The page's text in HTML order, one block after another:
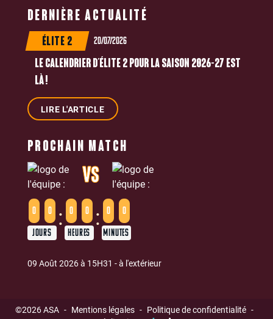
DERNIÈRE ACTUALITÉ
ÉLITE 2 20/07/2026
LE CALENDRIER D’ÉLITE 2 POUR LA SAISON 2026-27 EST
LÀ !
LIRE L'ARTICLE
PROCHAIN MATCH
0 0
JOURS
: 0 0
HEURES
: 0 0
MINUTES
VS
09 Août 2026 à 15H31 - à l'extérieur
©2026 ASA - Mentions légales - Politique de confidentialité -